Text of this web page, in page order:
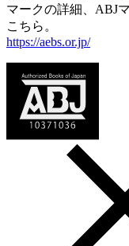
マークの詳細、ABJ
こちら。
https://aebs.or.jp/